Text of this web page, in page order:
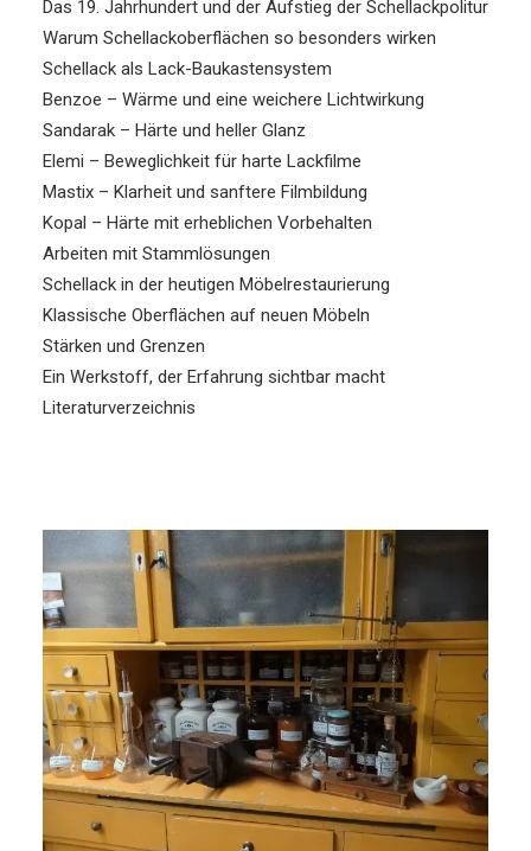
Das 19. Jahrhundert und der Aufstieg der Schellackpolitur
Warum Schellackoberflächen so besonders wirken
Schellack als Lack-Baukastensystem
Benzoe – Wärme und eine weichere Lichtwirkung
Sandarak – Härte und heller Glanz
Elemi – Beweglichkeit für harte Lackfilme
Mastix – Klarheit und sanftere Filmbildung
Kopal – Härte mit erheblichen Vorbehalten
Arbeiten mit Stammlösungen
Schellack in der heutigen Möbelrestaurierung
Klassische Oberflächen auf neuen Möbeln
Stärken und Grenzen
Ein Werkstoff, der Erfahrung sichtbar macht
Literaturverzeichnis